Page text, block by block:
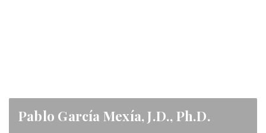
Pablo García Mexía, J.D., Ph.D.